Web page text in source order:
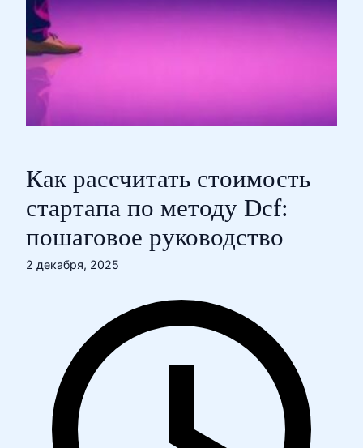
Как рассчитать стоимость
стартапа по методу Dcf:
пошаговое руководство
2 декабря, 2025